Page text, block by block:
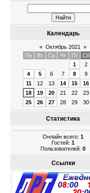
Календарь
« Октябрь 2021
»
Пн
Вт Ср Чт Пт Сб
1
2
4
5 6 7 8 9
11
12 13 14 15 16
18
19 20 21 22 23
25
26 27 28 29 30
Статистика
Онлайн всего: 1
Гостей: 1
Пользователей: 0
Ссылки